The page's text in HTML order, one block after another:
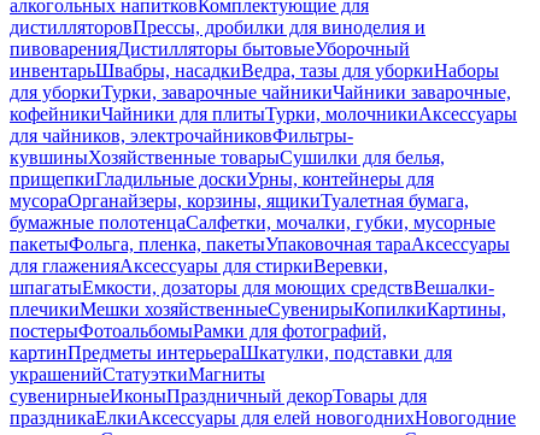
алкогольных напитковКомплектующие для
дистилляторовПрессы, дробилки для виноделия и
пивоваренияДистилляторы бытовыеУборочный
инвентарьШвабры, насадкиВедра, тазы для уборкиНаборы
для уборкиТурки, заварочные чайникиЧайники заварочные,
кофейникиЧайники для плитыТурки, молочникиАксессуары
для чайников, электрочайниковФильтры-
кувшиныХозяйственные товарыСушилки для белья,
прищепкиГладильные доскиУрны, контейнеры для
мусораОрганайзеры, корзины, ящикиТуалетная бумага,
бумажные полотенцаСалфетки, мочалки, губки, мусорные
пакетыФольга, пленка, пакетыУпаковочная тараАксессуары
для глаженияАксессуары для стиркиВеревки,
шпагатыЕмкости, дозаторы для моющих средствВешалки-
плечикиМешки хозяйственныеСувенирыКопилкиКартины,
постерыФотоальбомыРамки для фотографий,
картинПредметы интерьераШкатулки, подставки для
украшенийСтатуэткиМагниты
сувенирныеИконыПраздничный декорТовары для
праздникаЕлкиАксессуары для елей новогоднихНовогодние